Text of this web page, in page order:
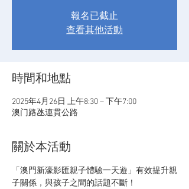
報名已截止
查看其他活動
時間和地點
2025年4月26日 上午8:30 – 下午7:00
澳门路氹連貫公路
關於本活動
「澳門新濠影匯親子體驗一天遊」有效提升親
子關係，與孩子之間的話題不斷！